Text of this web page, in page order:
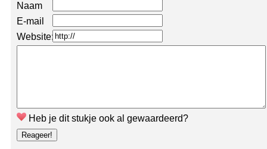
Naam
E-mail
Website:
Heb je dit stukje ook al gewaardeerd?